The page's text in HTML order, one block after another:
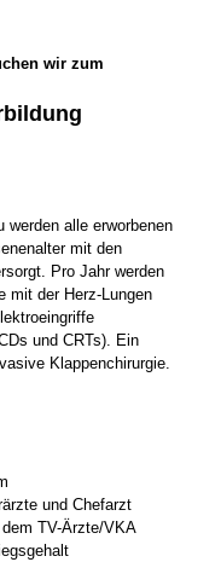
wir zum
werden alle erworbenen
mit den
Pro Jahr werden
mit der Herz-Lungen
und CRTs). Ein
Klappenchirurgie.
und Chefarzt
TV-Ärzte/VKA